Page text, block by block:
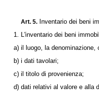
Art. 5. Inventario dei beni
1. L'inventario dei beni
a) il luogo, la denominazione,
b) i dati tavolari;
c) il titolo di provenienza;
d) dati relativi al valore e alla